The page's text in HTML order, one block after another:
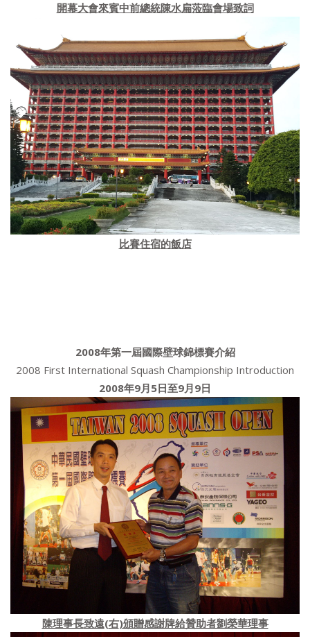
開幕大會來賓中前總統陳水扁蒞臨會場致詞
比賽住宿的飯店
2008年第一屆國際壁球錦標賽介紹
2008 First International Squash Championship Introduction
2008年9月5日至9月9日
陳理事長致遠(右)頒贈感謝牌給贊助者劉榮華理事